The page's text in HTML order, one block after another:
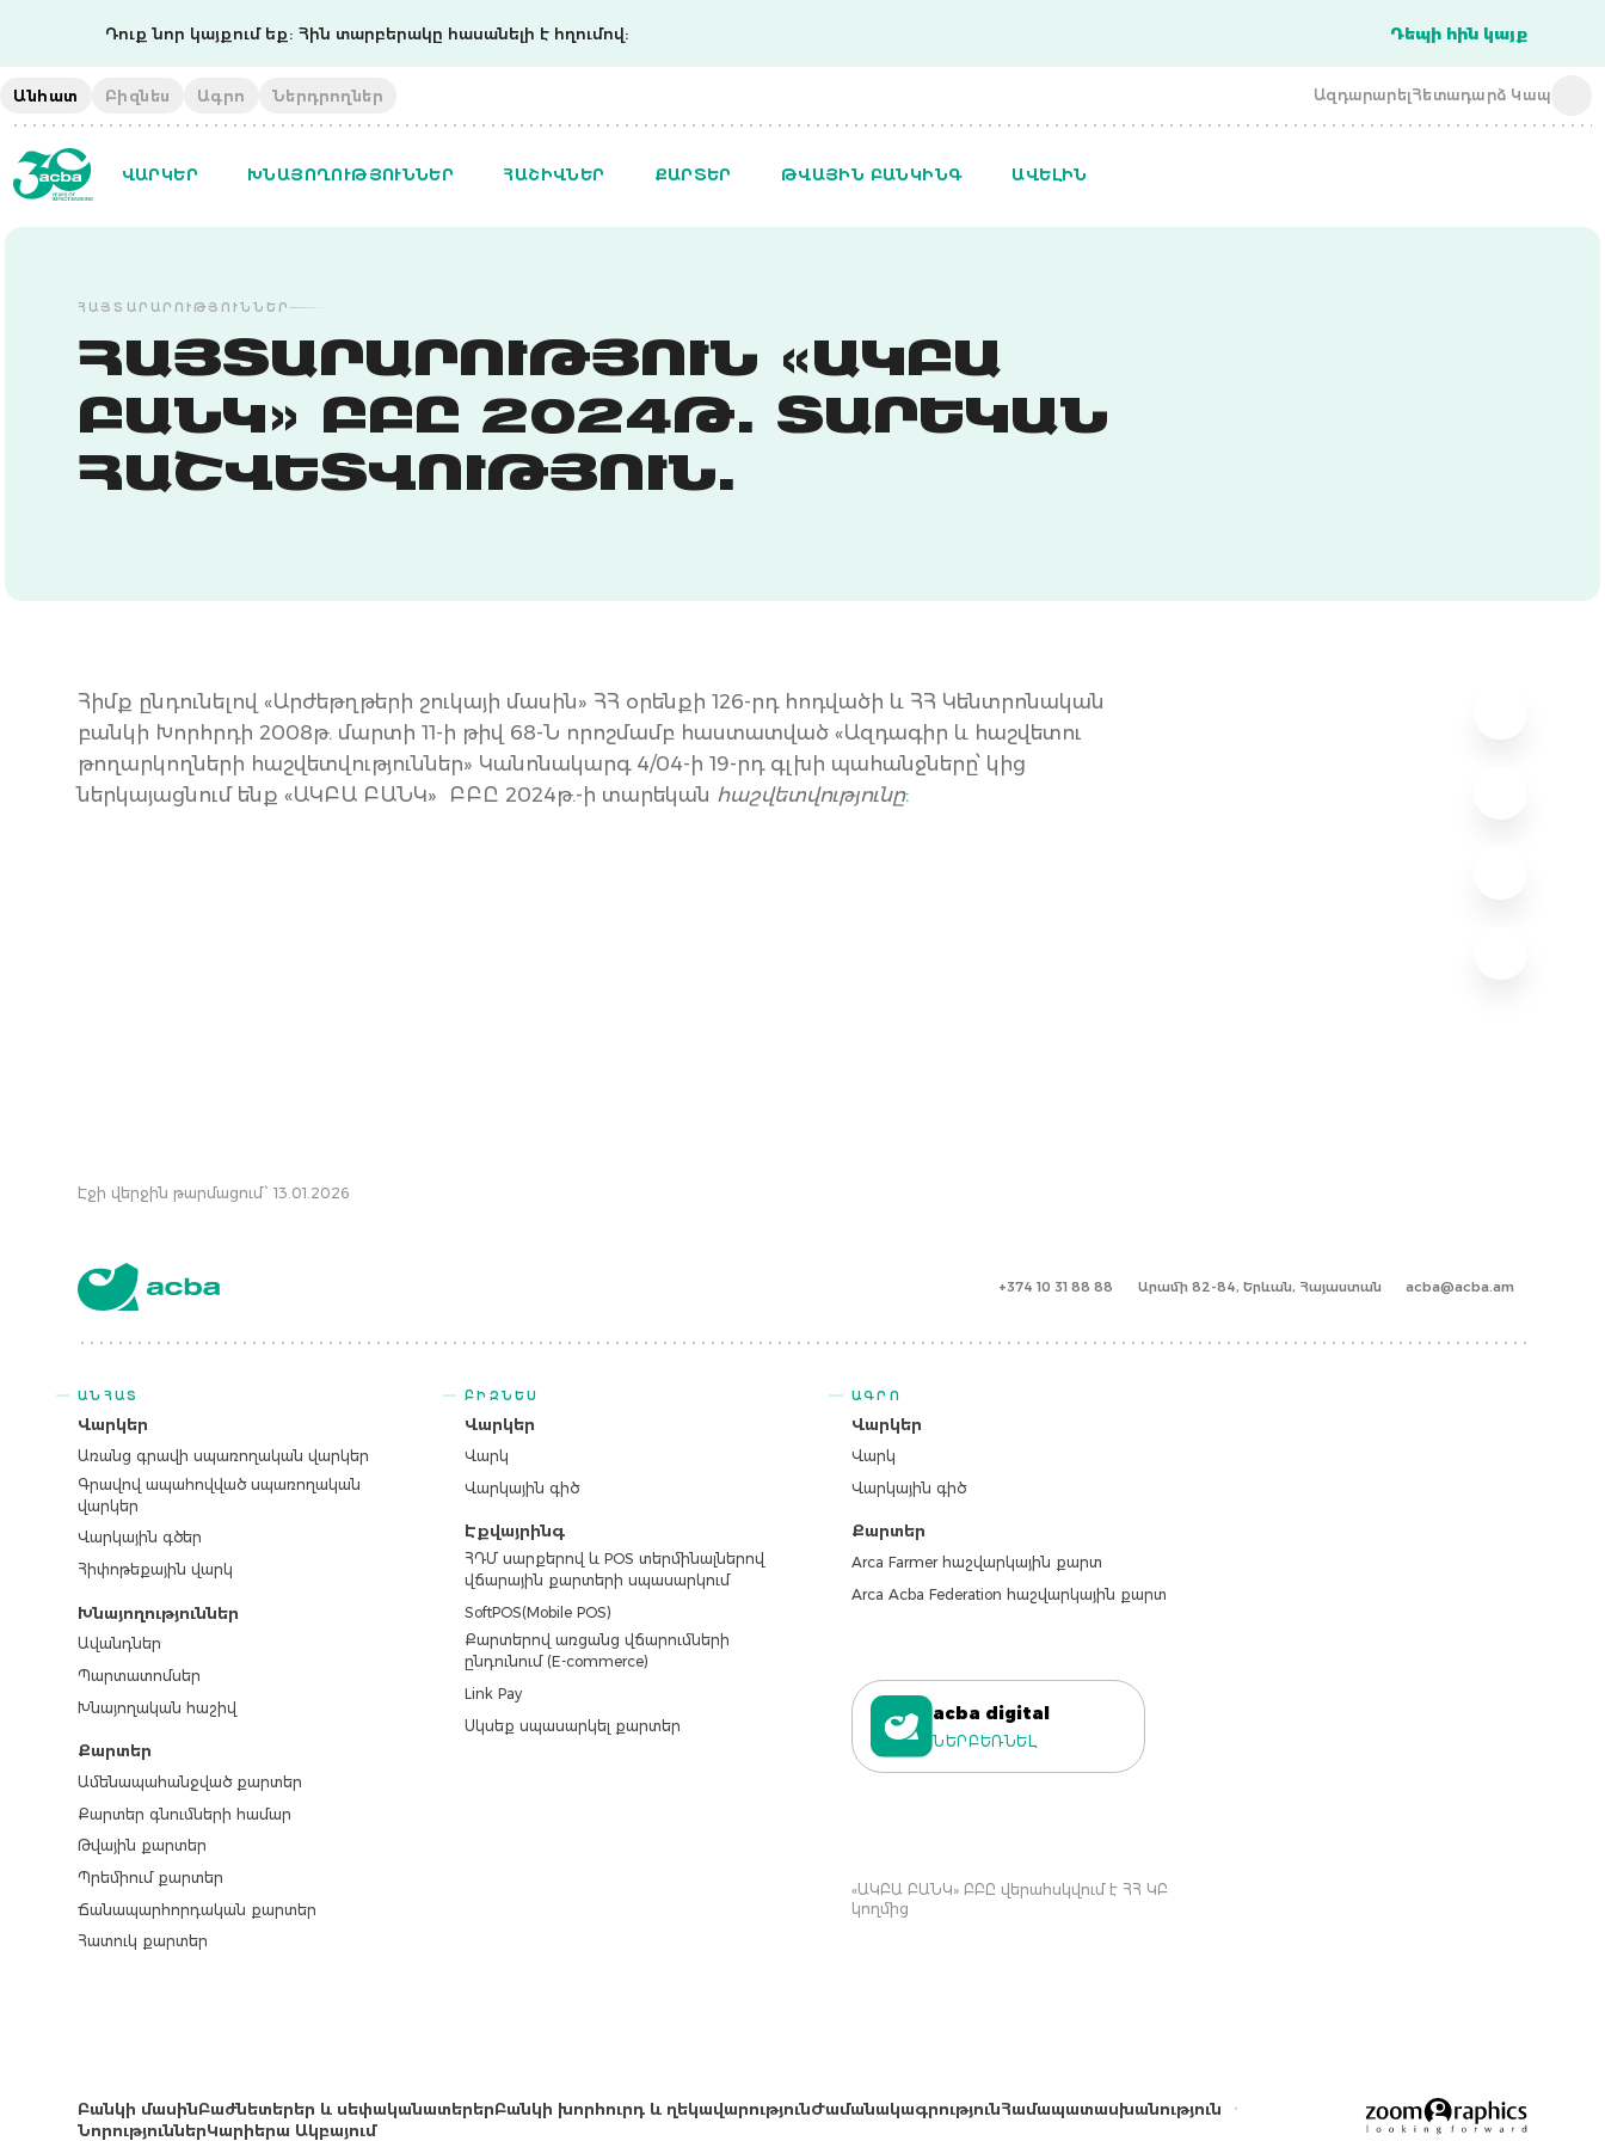
Դուք նոր կայքում եք: Հին տարբերակը հասանելի է հղումով: Դեպի հին կայք
Անհատ Բիզնես Ագրո Ներդրողներ ԱզդարարելՀետադարձ Կապ
ՎԱՐԿԵՐ ԽՆԱՅՈՂՈՒԹՅՈՒՆՆԵՐ ՀԱՇԻՎՆԵՐ ՔԱՐՏԵՐ ԹՎԱՅԻՆ ԲԱՆԿԻՆԳ ԱՎԵԼԻՆ
ՀԱՅՏԱՐԱՐՈՒԹՅՈՒՆՆԵՐ
ՀԱՅՏԱՐԱՐՈՒԹՅՈՒՆ «ԱԿԲԱ
ԲԱՆԿ» ԲԲԸ 2024Թ. ՏԱՐԵԿԱՆ
ՀԱՇՎԵՏՎՈՒԹՅՈՒՆ.
Հիմք ընդունելով «Արժեթղթերի շուկայի մասին» ՀՀ օրենքի 126-րդ հոդվածի և ՀՀ Կենտրոնական
բանկի Խորհրդի 2008թ. մարտի 11-ի թիվ 68-Ն որոշմամբ հաստատված «Ազդագիր և հաշվետու
թողարկողների հաշվետվություններ» Կանոնակարգ 4/04-ի 19-րդ գլխի պահանջները՝ կից
ներկայացնում ենք «ԱԿԲԱ ԲԱՆԿ» ԲԲԸ 2024թ.-ի տարեկան հաշվետվությունը:
Էջի վերջին թարմացում՝ 13.01.2026
+374 10 31 88 88 Արամի 82-84, Երևան, Հայաստան acba@acba.am
ԱՆՀԱՏ
Վարկեր
Առանց գրավի սպառողական վարկեր
Գրավով ապահովված սպառողական
վարկեր
Վարկային գծեր
Հիփոթեքային վարկ
Խնայողություններ
Ավանդներ
Պարտատոմսեր
Խնայողական հաշիվ
Քարտեր
Ամենապահանջված քարտեր
Քարտեր գնումների համար
Թվային քարտեր
Պրեմիում քարտեր
Ճանապարհորդական քարտեր
Հատուկ քարտեր
ԲԻԶՆԵՍ
Վարկեր
Վարկ
Վարկային գիծ
Էքվայրինգ
ՀԴՄ սարքերով և POS տերմինալներով
վճարային քարտերի սպասարկում
SoftPOS(Mobile POS)
Քարտերով առցանց վճարումների
ընդունում (E-commerce)
Link Pay
Սկսեք սպասարկել քարտեր
ԱԳՐՈ
Վարկեր
Վարկ
Վարկային գիծ
Քարտեր
Arca Farmer հաշվարկային քարտ
Arca Acba Federation հաշվարկային քարտ
acba digital
ՆԵՐԲԵՌՆԵԼ
«ԱԿԲԱ ԲԱՆԿ» ԲԲԸ վերահսկվում է ՀՀ ԿԲ
կողմից
Բանկի մասինԲաժնետերեր և սեփականատերերԲանկի խորհուրդ և ղեկավարությունԺամանակագրությունՀամապատասխանություն
ՆորություններԿարիերա Ակբայում